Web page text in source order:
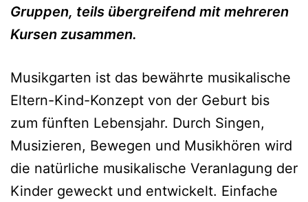
Gruppen, teils übergreifend mit mehreren
Kursen zusammen.
Musikgarten ist das bewährte musikalische
Eltern-Kind-Konzept von der Geburt bis
zum fünften Lebensjahr. Durch Singen,
Musizieren, Bewegen und Musikhören wird
die natürliche musikalische Veranlagung der
Kinder geweckt und entwickelt. Einfache